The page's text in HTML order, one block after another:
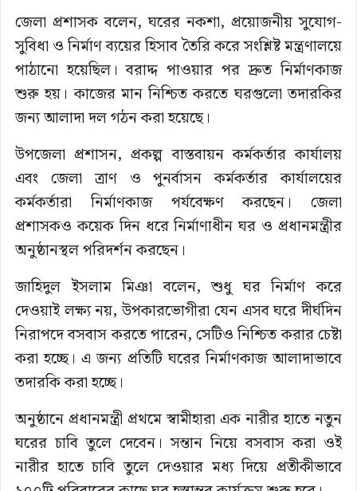
জেলা প্রশাসক বলেন, ঘরের নকশা, প্রয়োজনীয় সুযোগ-
সুবিধা ও নির্মাণ ব্যয়ের হিসাব তৈরি করে সংশ্লিষ্ট মন্ত্রণালয়ে
পাঠানো হয়েছিল। বরাদ্দ পাওয়ার পর দ্রুত নির্মাণকাজ
শুরু হয়। কাজের মান নিশ্চিত করতে ঘরগুলো তদারকির
জন্য আলাদা দল গঠন করা হয়েছে।
উপজেলা প্রশাসন, প্রকল্প বাস্তবায়ন কর্মকর্তার কার্যালয়
এবং জেলা ত্রাণ ও পুনর্বাসন কর্মকর্তার কার্যালয়ের
কর্মকর্তারা নির্মাণকাজ পর্যবেক্ষণ করছেন। জেলা
প্রশাসকও কয়েক দিন ধরে নির্মাণাধীন ঘর ও প্রধানমন্ত্রীর
অনুষ্ঠানস্থল পরিদর্শন করছেন।
জাহিদুল ইসলাম মিঞা বলেন, শুধু ঘর নির্মাণ করে
দেওয়াই লক্ষ্য নয়, উপকারভোগীরা যেন এসব ঘরে দীর্ঘদিন
নিরাপদে বসবাস করতে পারেন, সেটিও নিশ্চিত করার চেষ্টা
করা হচ্ছে। এ জন্য প্রতিটি ঘরের নির্মাণকাজ আলাদাভাবে
তদারকি করা হচ্ছে।
অনুষ্ঠানে প্রধানমন্ত্রী প্রথমে স্বামীহারা এক নারীর হাতে নতুন
ঘরের চাবি তুলে দেবেন। সন্তান নিয়ে বসবাস করা ওই
নারীর হাতে চাবি তুলে দেওয়ার মধ্য দিয়ে প্রতীকীভাবে